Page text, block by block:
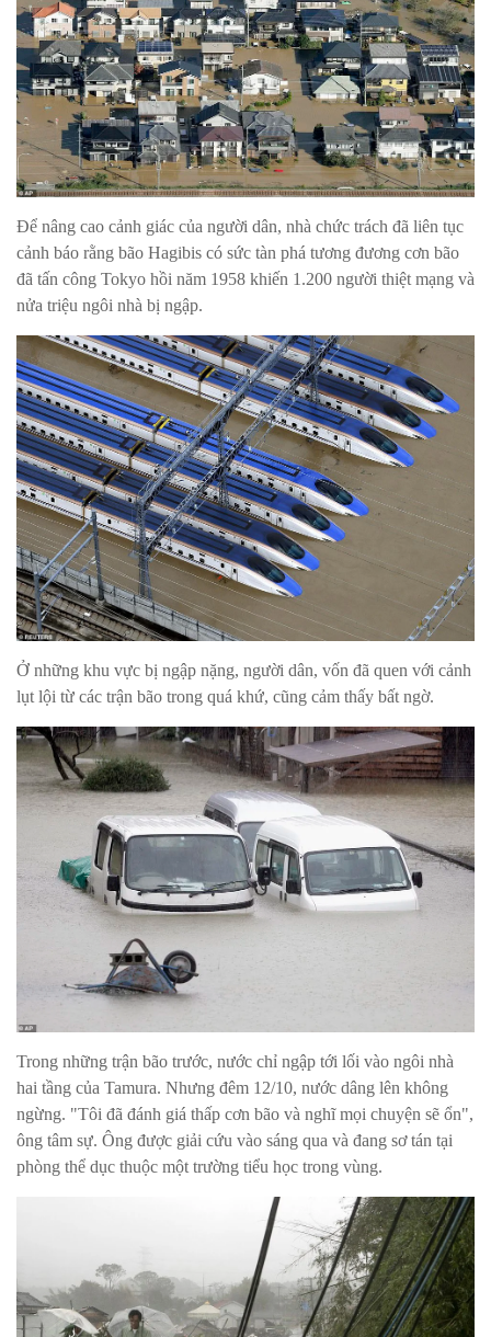
Để nâng cao cảnh giác của người dân, nhà chức trách đã liên tục
cảnh báo rằng bão Hagibis có sức tàn phá tương đương cơn bão
đã tấn công Tokyo hồi năm 1958 khiến 1.200 người thiệt mạng và
nửa triệu ngôi nhà bị ngập.
Ở những khu vực bị ngập nặng, người dân, vốn đã quen với cảnh
lụt lội từ các trận bão trong quá khứ, cũng cảm thấy bất ngờ.
Trong những trận bão trước, nước chỉ ngập tới lối vào ngôi nhà
hai tầng của Tamura. Nhưng đêm 12/10, nước dâng lên không
ngừng. "Tôi đã đánh giá thấp cơn bão và nghĩ mọi chuyện sẽ ổn",
ông tâm sự. Ông được giải cứu vào sáng qua và đang sơ tán tại
phòng thể dục thuộc một trường tiểu học trong vùng.